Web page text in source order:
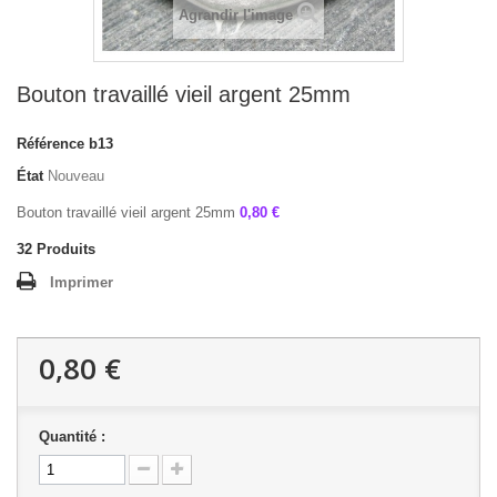
Agrandir l'image
Bouton travaillé vieil argent 25mm
Référence b13
État Nouveau
Bouton travaillé vieil argent 25mm 0,80 €
32 Produits
Imprimer
0,80 €
Quantité :